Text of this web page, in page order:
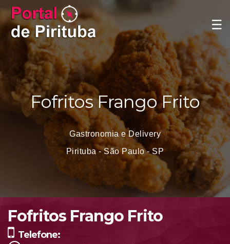
☰
Fofritos Frango Frito
Gastronomia e Delivery
Pirituba - São Paulo - SP
Fofritos Frango Frito
Telefone: